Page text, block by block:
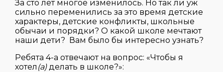
За сто лет многое изменилось. Но так ли уж
сильно переменились за это время детские
характеры, детские конфликты, школьные
обычаи и порядки? О какой школе мечтают
наши дети? Вам было бы интересно узнать?
Ребята 4-а отвечают на вопрос: «Чтобы я
хотел (а)делать в школе?»: